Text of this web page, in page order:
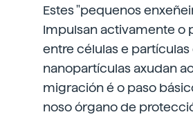
Estes "pequenos
Impulsan activamente o
entre células e
nanopartículas axudan
migración é o paso
noso órgano de